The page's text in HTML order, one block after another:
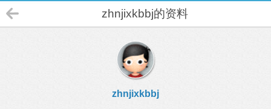
zhnjixkbbj的资料
zhnjixkbbj